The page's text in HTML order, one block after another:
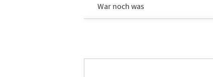
War noch was